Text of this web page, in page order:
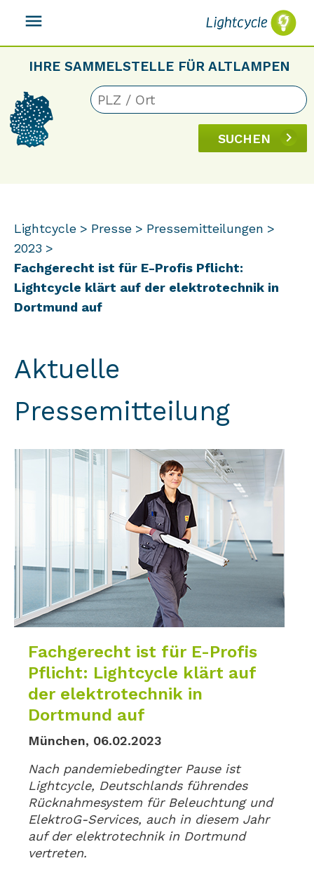
menu
IHRE SAMMELSTELLE FÜR ALTLAMPEN
SUCHEN
Lightcycle Presse
Pressemitteilungen
2023
Fachgerecht ist für E-Profis Pflicht:
Lightcycle klärt auf der elektrotechnik in
Dortmund auf
Aktuelle
Pressemitteilung
Fachgerecht ist für E-Profis
Pflicht: Lightcycle klärt auf
der elektrotechnik in
Dortmund auf
München, 06.02.2023
Nach pandemiebedingter Pause ist
Lightcycle, Deutschlands führendes
Rücknahmesystem für Beleuchtung und
ElektroG-Services, auch in diesem Jahr
auf der elektrotechnik in Dortmund
vertreten.